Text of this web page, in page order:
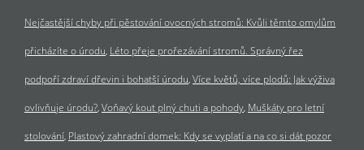
Nejčastější chyby při pěstování ovocných stromů: Kvůli těmto omylům
přicházíte o úrodu Léto přeje prořezávání stromů. Správný řez
podpoří zdraví dřevin i bohatší úrodu Více květů, více plodů: Jak výživa
ovlivňuje úrodu? Voňavý kout plný chuti a pohody Muškáty pro letní
stolování Plastový zahradní domek: Kdy se vyplatí a na co si dát pozor